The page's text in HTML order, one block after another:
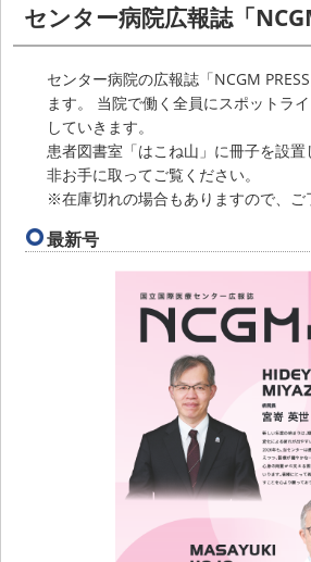
センター病院広報誌「
センター病院の広報誌「NCGM
ます。 当院で働く全員にスポットラ
していきます。
患者図書室「はこね山」に冊子を設
非お手に取ってご覧ください。
※在庫切れの場合もありますので、ご
最新号